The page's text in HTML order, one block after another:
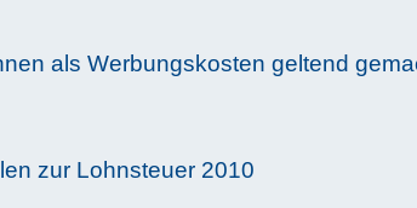
als Werbungskosten geltend
zur Lohnsteuer 2010